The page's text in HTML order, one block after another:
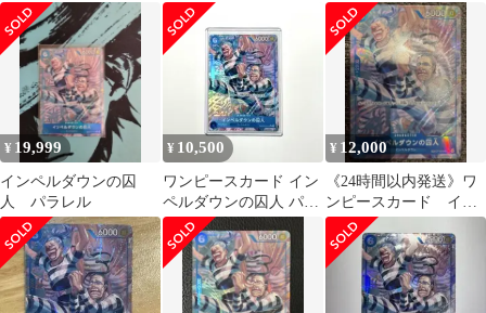
OP16-042
¥ 19,999
インペルダウンの囚
人 パラレル
¥ 10,500
ワンピースカード イン
ペルダウンの囚人 パラ
レルTR OP16-042 R
¥ 12,000
《24時間以内発送》ワ
ンピースカード イン
ペルダウンの囚人 TR
パラレル